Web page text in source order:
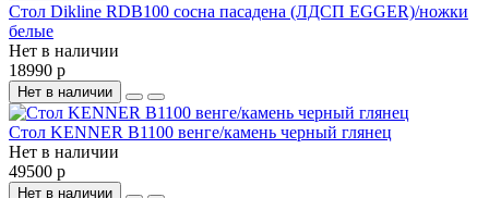
Стол Dikline RDB100 сосна пасадена (ЛДСП EGGER)/ножки
белые
Нет в наличии
18990 р
Нет в наличии
Стол KENNER B1100 венге/камень черный глянец
Нет в наличии
49500 р
Нет в наличии